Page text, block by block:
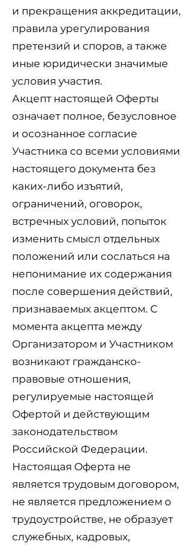
и прекращения аккредитации,
правила урегулирования
претензий и споров, а также
иные юридически значимые
условия участия.
Акцепт настоящей Оферты
означает полное, безусловное
и осознанное согласие
Участника со всеми условиями
настоящего документа без
каких-либо изъятий,
ограничений, оговорок,
встречных условий, попыток
изменить смысл отдельных
положений или сослаться на
непонимание их содержания
после совершения действий,
признаваемых акцептом. С
момента акцепта между
Организатором и Участником
возникают гражданско-
правовые отношения,
регулируемые настоящей
Офертой и действующим
законодательством
Российской Федерации.
Настоящая Оферта не
является трудовым договором,
не является предложением о
трудоустройстве, не образует
служебных, кадровых,